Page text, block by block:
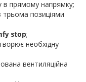
в прямому напрямку;
трьома позиціями
stop;
необхідну
вентиляційна